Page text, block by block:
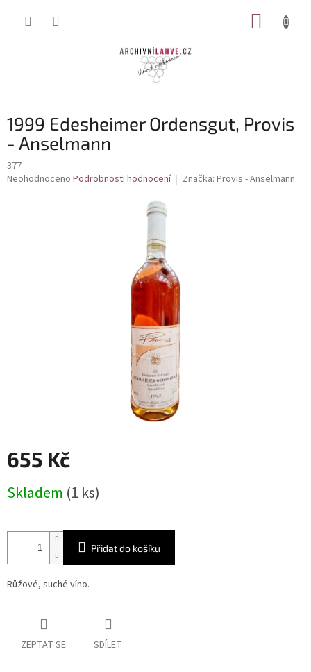
1999 Edesheimer Ordensgut, Provis
- Anselmann
377
Průměrné
Neohodnoceno Podrobnosti hodnocení Značka: Provis - Anselmann
655 Kč
cena:
Skladem (1 ks)
Přidat do košíku
Růžové, suché víno.
ZEPTAT SE SDÍLET